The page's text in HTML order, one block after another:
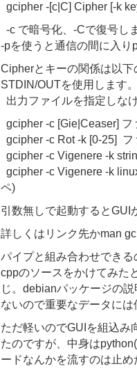
gcipher -[c|C] Cipher [-k
-c で暗号化、-Cで復号し
-pを使うと通信の間に入
Cipherとキーの関係は以
STDIN/OUTを使用します
出力ファイルを指定しな
gcipher -c [Gie|Ceaser] フ
gcipher -c Rot -k [0-25] フ
gcipher -c Vigenere -k
gcipher -c Vigenere -k
ペ)
引数無しで起動するとGUI
詳しくはリンク先かman
パイプと組み合わせでき
cppのソースをかけてみた
じ。debianパッケージの
ないので重要なデータに
ただ軽いのでGUIを組込み
たのですが、中身は
ードなんかを流すのは止